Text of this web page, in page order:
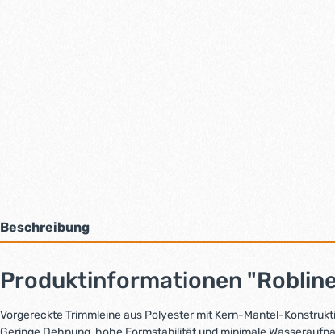
Beschreibung
Produktinformationen
Vorgereckte Trimmleine aus Polyester mit Kern-Mantel-